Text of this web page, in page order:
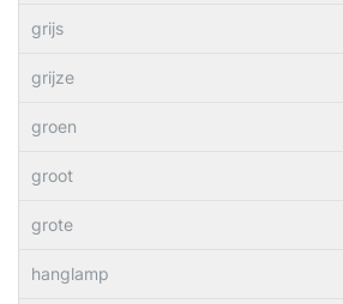
grijs
grijze
groen
groot
grote
hanglamp